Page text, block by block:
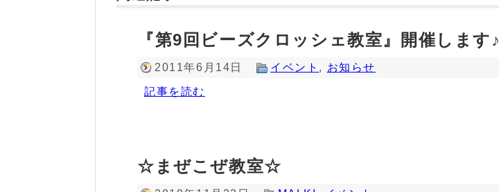
『第9回ビーズクロッシェ教室』開催します♪
2011年6月14日 イベント , お知らせ
記事を読む
☆まぜこぜ教室☆